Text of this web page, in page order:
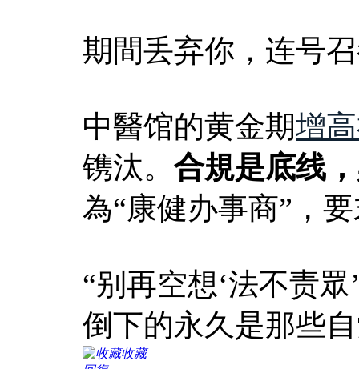
期間丢弃你，连号
中醫馆的黄金期增
镌汰。 合規是底线
為“康健办事商”，
“别再空想‘法不责
倒下的永久是那些
收藏